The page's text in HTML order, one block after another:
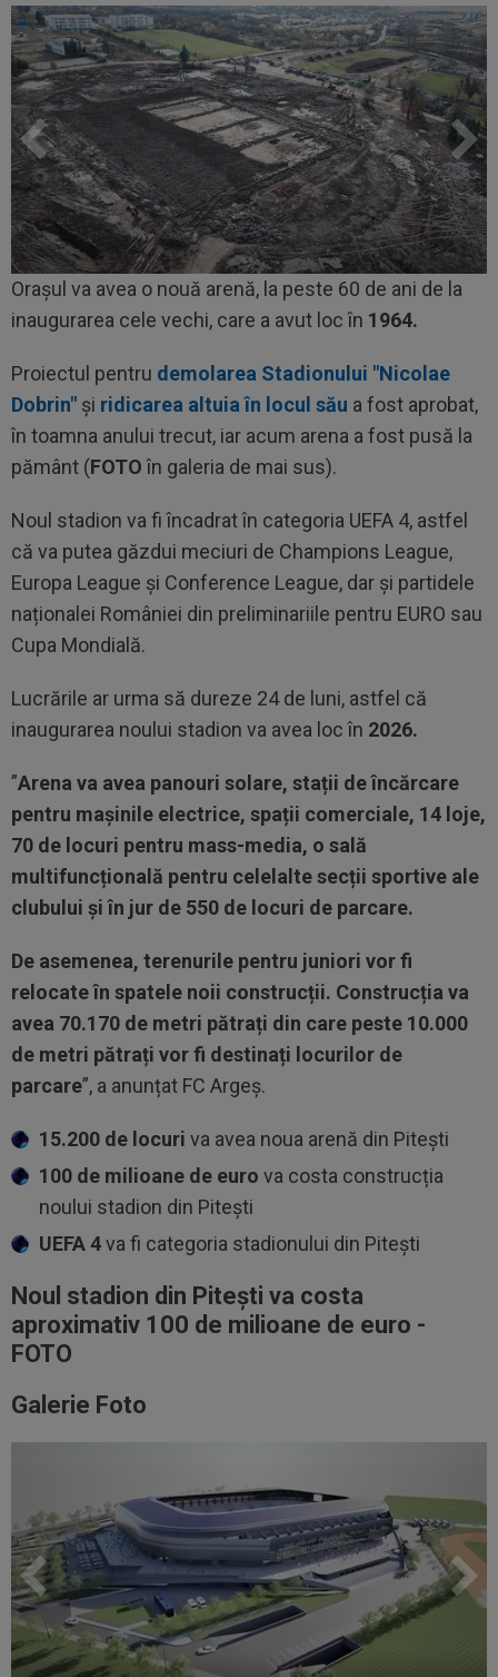
Orașul va avea o nouă arenă, la peste 60 de ani de la
inaugurarea cele vechi, care a avut loc în 1964.
Proiectul pentru demolarea Stadionului "Nicolae
Dobrin" și ridicarea altuia în locul său a fost aprobat,
în toamna anului trecut, iar acum arena a fost pusă la
pământ (FOTOîn galeria de mai sus).
Noul stadion va fi încadrat în categoria UEFA 4, astfel
că va putea găzdui meciuri de Champions League,
Europa League și Conference League, dar și partidele
naționalei României din preliminariile pentru EURO sau
Cupa Mondială.
Lucrările ar urma să dureze 24 de luni, astfel că
inaugurarea noului stadion va avea loc în 2026.
”Arena va avea panouri solare, stații de încărcare
pentru mașinile electrice, spații comerciale, 14 loje,
70 de locuri pentru mass-media, o sală
multifuncțională pentru celelalte secții sportive ale
clubului și în jur de 550 de locuri de parcare.
De asemenea, terenurile pentru juniori vor fi
relocate în spatele noii construcții. Construcția va
avea 70.170 de metri pătrați din care peste 10.000
de metri pătrați vor fi destinați locurilor de
parcare”, a anunțat FC Argeș.
15.200 de locuri va avea noua arenă din Pitești
100 de milioane de euro va costa construcția
noului stadion din Pitești
UEFA 4va fi categoria stadionului din Pitești
Noul stadion din Pitești va costa
aproximativ 100 de milioane de euro -
FOTO
Galerie Foto